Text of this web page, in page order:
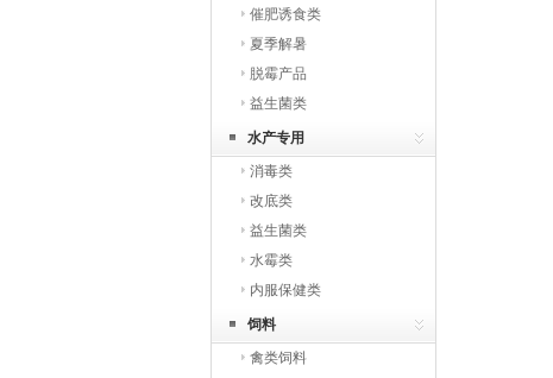
催肥诱食类
夏季解暑
脱霉产品
益生菌类
水产专用
消毒类
改底类
益生菌类
水霉类
内服保健类
饲料
禽类饲料